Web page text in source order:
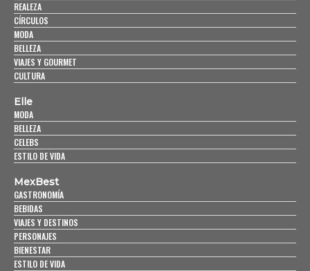
REALEZA
CÍRCULOS
MODA
BELLEZA
VIAJES Y GOURMET
CULTURA
Elle
MODA
BELLEZA
CELEBS
ESTILO DE VIDA
MexBest
GASTRONOMÍA
BEBIDAS
VIAJES Y DESTINOS
PERSONAJES
BIENESTAR
ESTILO DE VIDA